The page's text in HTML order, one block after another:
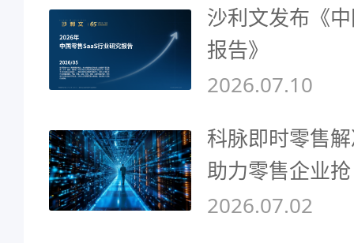
沙利文发布《
报告》
2026.07.10
科脉即时零售
助力零售企业
2026.07.02